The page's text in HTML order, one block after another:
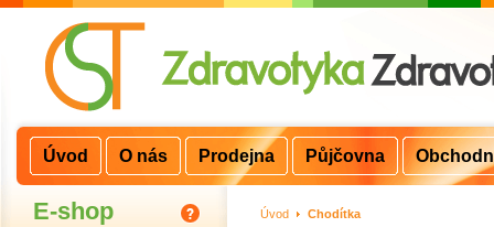
E-shop Úvod > Chodítka
Úvod O nás Prodejna Půjčovna